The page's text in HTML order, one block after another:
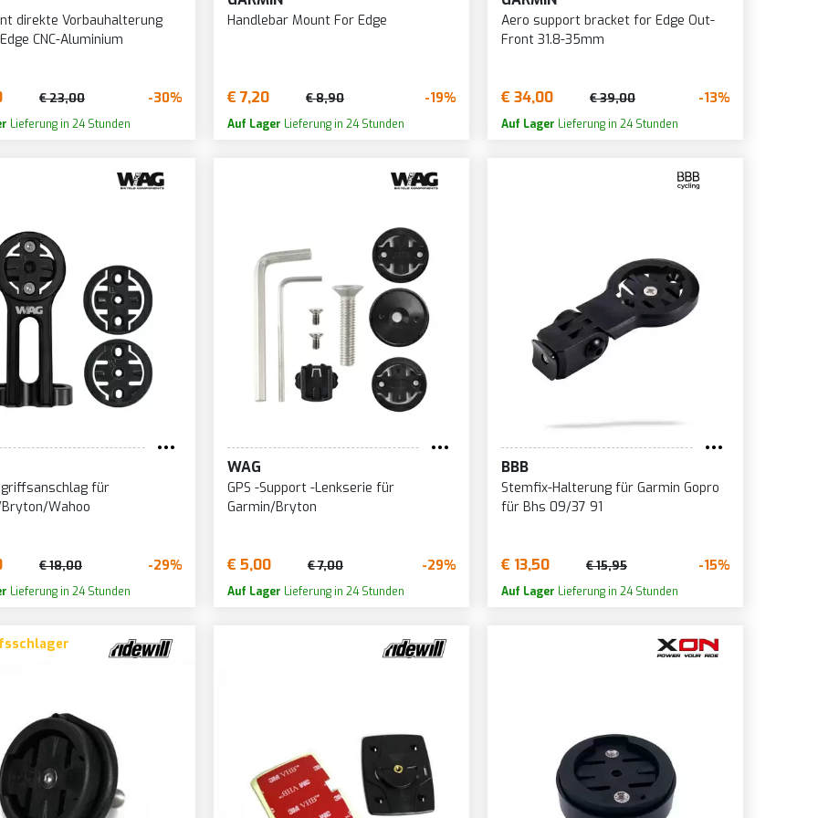
direkte Vorbauhalterung
CNC-Aluminium
€ 23,00 -30%
Lieferung in 24 Stunden
Handlebar Mount For Edge
€ 7,20 € 8,90 -19%
Auf Lager Lieferung in 24 Stunden
Aero support bracket for Edge Out-
Front 31.8-35mm
€ 34,00 € 39,00 -13%
Auf Lager Lieferung in 24 Stunden
für
Wahoo
€ 18,00 -29%
Lieferung in 24 Stunden
WAG
GPS -Support -Lenkserie für
Garmin/Bryton
€ 5,00 € 7,00 -29%
Auf Lager Lieferung in 24 Stunden
BBB
Stemfix-Halterung für Garmin Gopro
für Bhs 09/37 91
€ 13,50 € 15,95 -15%
Auf Lager Lieferung in 24 Stunden